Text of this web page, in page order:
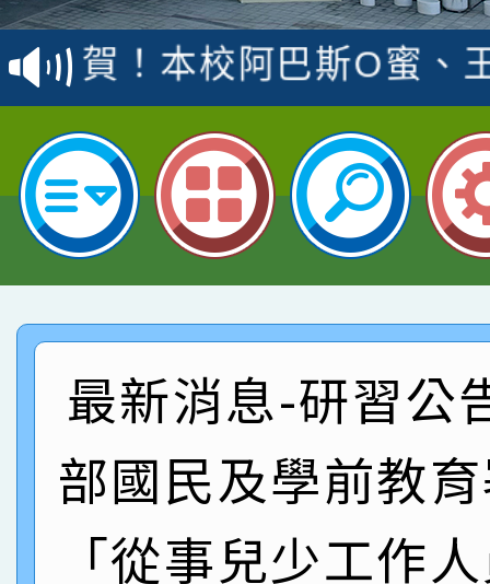
賽 洪綺君教師榮獲社
名
賀！本校阿巴斯O蜜、
倩參加桃園市科展 國
名 指導老師王老師、
賀！本校四年二班張O
園市英語競賽國小朗讀
指導老師林老師
賀！本校參加桃園市中
賽 劉文瑛教師榮獲教
臺灣台語-第二名
賀！本校參與2026世
市賽榮獲科學小創客佳
創客第三名。
賀！本校參加桃園市中
名
倩參加桃園市科展 國
名 指導老師王老師、
賀！本校四年二班張O
園市英語競賽國小朗讀
指導老師林老師
賀！本校參加桃園市中
賽 劉文瑛教師榮獲教
賀！本校參與2026世
最新消息-研習公
部國民及學前教
「從事兒少工作